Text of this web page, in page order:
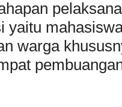
yaitu
warga